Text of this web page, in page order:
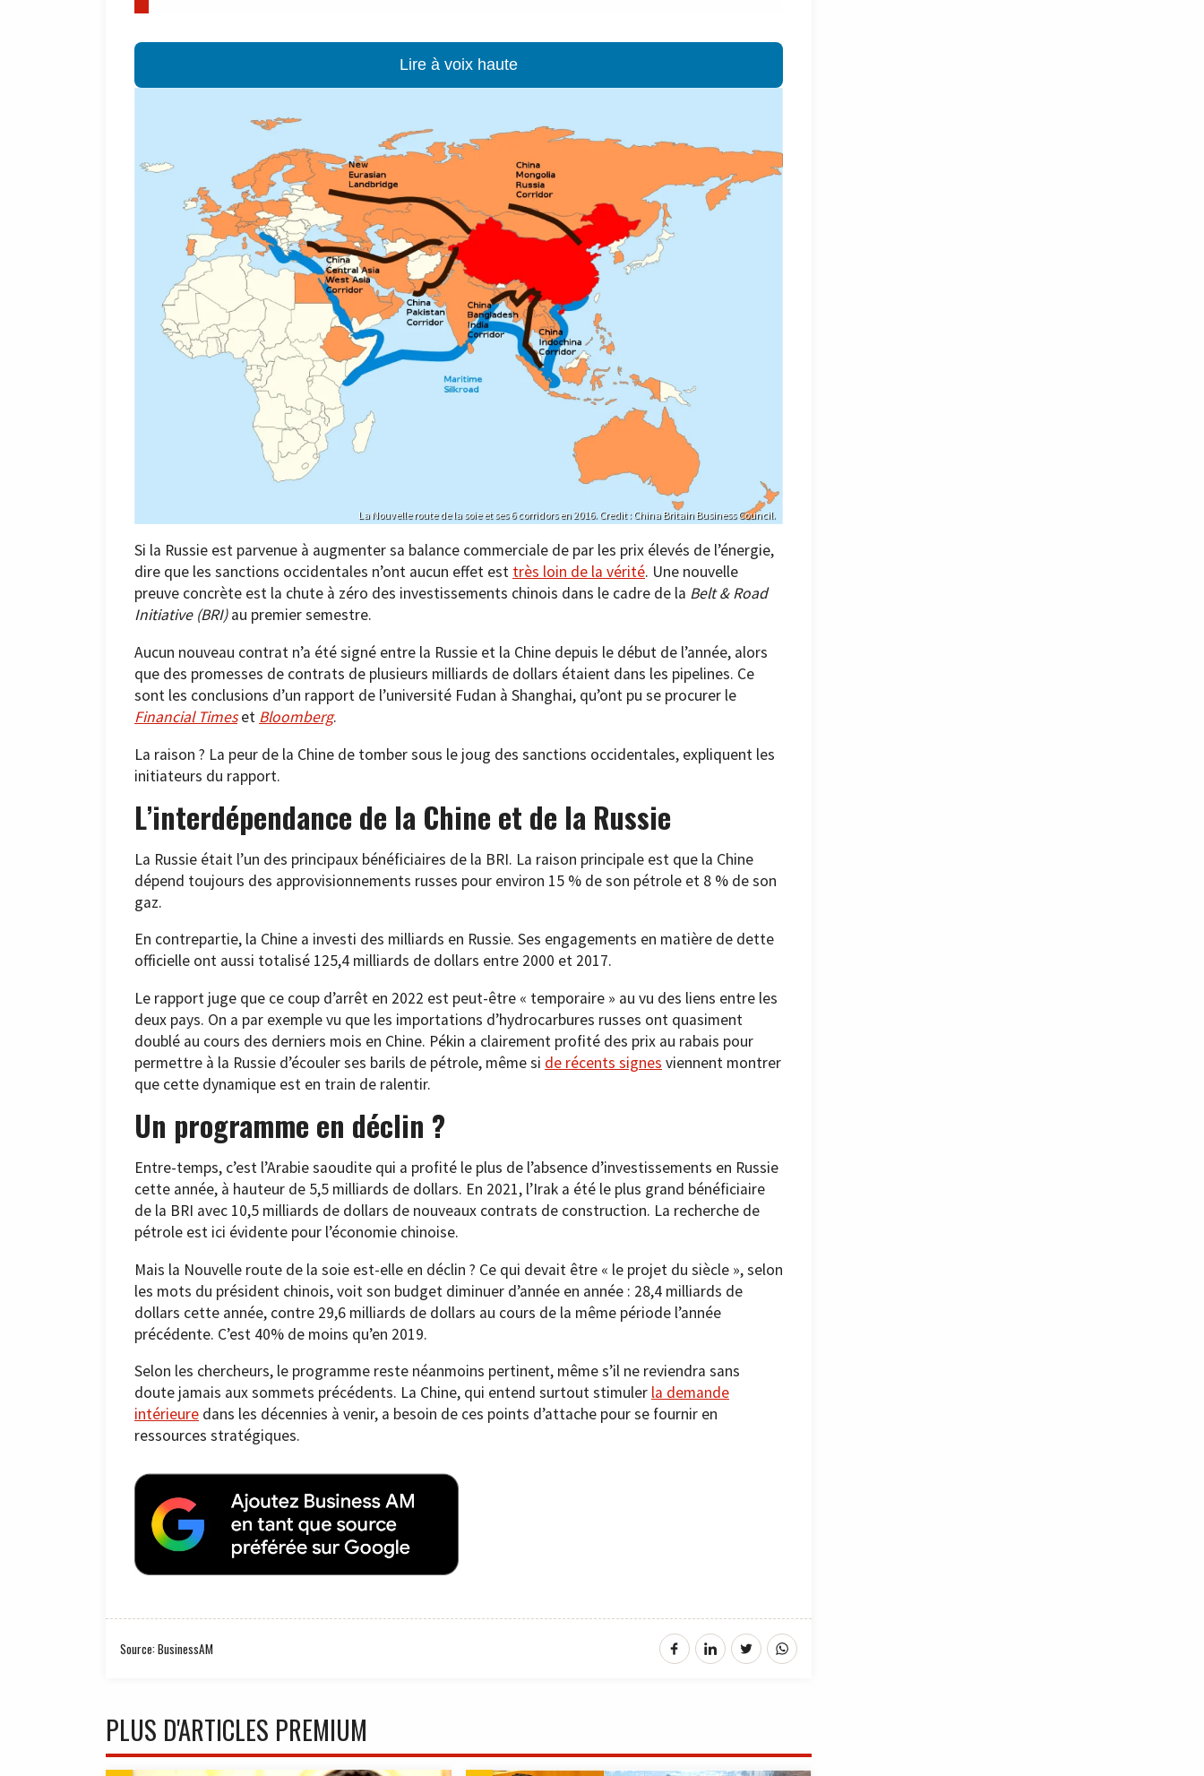
Lire à voix haute
La Nouvelle route de la soie et ses 6 corridors en 2016. Credit : China Britain Business Council.
Si la Russie est parvenue à augmenter sa balance commerciale de par les prix élevés de l’énergie,
dire que les sanctions occidentales n’ont aucun effet est très loin de la vérité. Une nouvelle
preuve concrète est la chute à zéro des investissements chinois dans le cadre de la Belt & Road
Initiative (BRI)au premier semestre.
Aucun nouveau contrat n’a été signé entre la Russie et la Chine depuis le début de l’année, alors
que des promesses de contrats de plusieurs milliards de dollars étaient dans les pipelines. Ce
sont les conclusions d’un rapport de l’université Fudan à Shanghai, qu’ont pu se procurer le
Financial Timeset Bloomberg.
La raison ? La peur de la Chine de tomber sous le joug des sanctions occidentales, expliquent les
initiateurs du rapport.
L’interdépendance de la Chine et de la Russie
La Russie était l’un des principaux bénéficiaires de la BRI. La raison principale est que la Chine
dépend toujours des approvisionnements russes pour environ 15 % de son pétrole et 8 % de son
gaz.
En contrepartie, la Chine a investi des milliards en Russie. Ses engagements en matière de dette
officielle ont aussi totalisé 125,4 milliards de dollars entre 2000 et 2017.
Le rapport juge que ce coup d’arrêt en 2022 est peut-être « temporaire » au vu des liens entre les
deux pays. On a par exemple vu que les importations d’hydrocarbures russes ont quasiment
doublé au cours des derniers mois en Chine. Pékin a clairement profité des prix au rabais pour
permettre à la Russie d’écouler ses barils de pétrole, même si de récents signes viennent montrer
que cette dynamique est en train de ralentir.
Un programme en déclin ?
Entre-temps, c’est l’Arabie saoudite qui a profité le plus de l’absence d’investissements en Russie
cette année, à hauteur de 5,5 milliards de dollars. En 2021, l’Irak a été le plus grand bénéficiaire
de la BRI avec 10,5 milliards de dollars de nouveaux contrats de construction. La recherche de
pétrole est ici évidente pour l’économie chinoise.
Mais la Nouvelle route de la soie est-elle en déclin ? Ce qui devait être « le projet du siècle », selon
les mots du président chinois, voit son budget diminuer d’année en année : 28,4 milliards de
dollars cette année, contre 29,6 milliards de dollars au cours de la même période l’année
précédente. C’est 40% de moins qu’en 2019.
Selon les chercheurs, le programme reste néanmoins pertinent, même s’il ne reviendra sans
doute jamais aux sommets précédents. La Chine, qui entend surtout stimuler la demande
intérieure dans les décennies à venir, a besoin de ces points d’attache pour se fournir en
ressources stratégiques.
Source: BusinessAM
PLUS D'ARTICLES PREMIUM